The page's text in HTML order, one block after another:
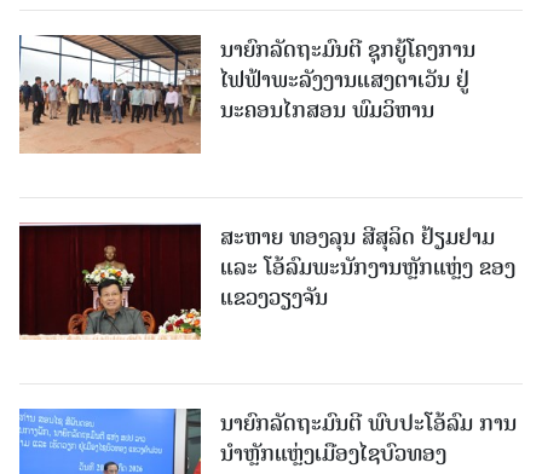
ນາຍົກລັດຖະມົນຕີ ຊຸກຍູ້ໂຄງການ
ໄຟຟ້າພະລັງງານແສງຕາເວັນ ຢູ່
ນະຄອນໄກສອນ ພົມວິຫານ
ສະຫາຍ ທອງລຸນ ສີສຸລິດ ຢ້ຽມຢາມ
ແລະ ໂອ້ລົມພະນັກງານຫຼັກແຫຼ່ງ ຂອງ
ແຂວງວຽງຈັນ
ນາຍົກລັດຖະມົນຕີ ພົບປະໂອ້ລົມ ການ
ນຳຫຼັກແຫຼ່ງເມືອງໄຊບົວທອງ